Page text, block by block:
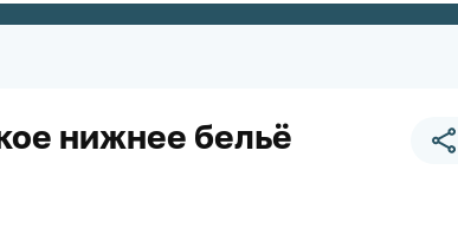
нижнее бельё